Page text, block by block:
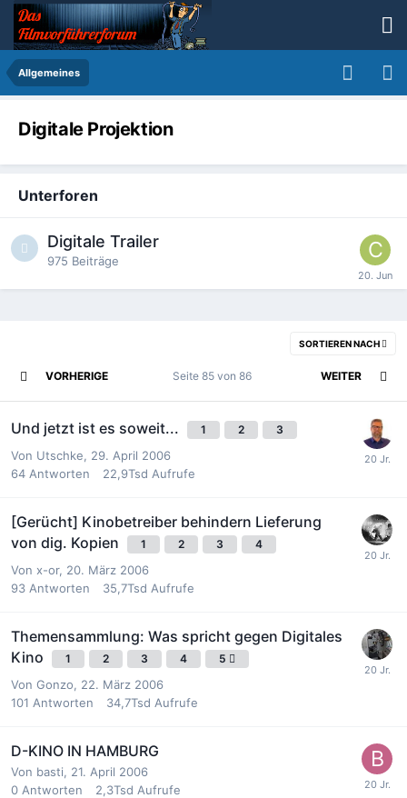
Allgemeines
Digitale Projektion
Unterforen
Digitale Trailer
975 Beiträge
SORTIEREN NACH
VORHERIGE WEITER
Seite 85 von 86
Und jetzt ist es soweit... 1 2 3
Von Utschke, 29. April 2006
64 Antworten 22,9Tsd Aufrufe
[Gerücht] Kinobetreiber behindern Lieferung
von dig. Kopien
1 2 3 4
Von x-or, 20. März 2006
93 Antworten 35,7Tsd Aufrufe
Themensammlung: Was spricht gegen Digitales
Kino
1 2 3 4 5
Von Gonzo, 22. März 2006
101 Antworten 34,7Tsd Aufrufe
D-KINO IN HAMBURG
Von basti, 21. April 2006
0 Antworten 2,3Tsd Aufrufe